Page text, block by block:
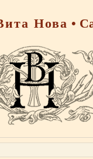
Нова •